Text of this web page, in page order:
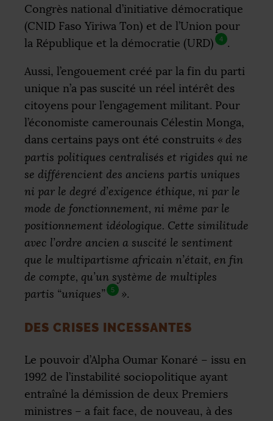
Congrès national d’initiative démocratique
(CNID Faso Yiriwa Ton) et de l’Union pour
la République et la démocratie (URD) 4 .
Aussi, l’engouement créé par la fin du parti
unique n’a pas suscité un réel intérêt des
citoyens pour l’engagement militant. Pour
l’économiste camerounais Célestin Monga,
dans certains pays ont été construits « des
partis politiques centralisés et rigides qui ne
se différencient des anciens partis uniques
ni par le degré d’exigence éthique, ni par le
mode de fonctionnement, ni même par le
positionnement idéologique. Cette similitude
avec l’ordre ancien a suscité le sentiment
que le multipartisme africain n’était, en fin
de compte, qu’un système de multiples
partis “uniques”
5 ».
DES CRISES INCESSANTES
Le pouvoir d’Alpha Oumar Konaré – issu en
1992 de l’instabilité sociopolitique ayant
entraîné la démission de deux Premiers
ministres – a fait face, de nouveau, à des